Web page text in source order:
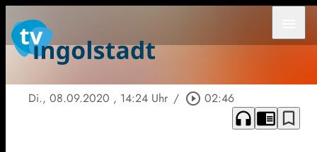
Di., 08.09.2020 , 14:24 Uhr / play_circle_outline 02:46
headphones chrome_reader_mode bookmark_border